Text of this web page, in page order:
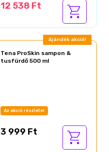
12 538 Ft
Ajándék akció!
Tena ProSkin sampon &
tusfürdő 500 ml
Az akció részletei
3 999 Ft